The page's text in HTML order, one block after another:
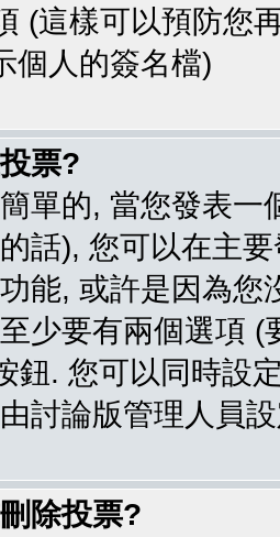
(這樣可以預防您
個人的簽名檔)
票?
單的, 當您發表
話), 您可以在主
能, 或許是因為
少要有兩個選項
鈕. 您可以同時設
討論版管理人員
除投票?